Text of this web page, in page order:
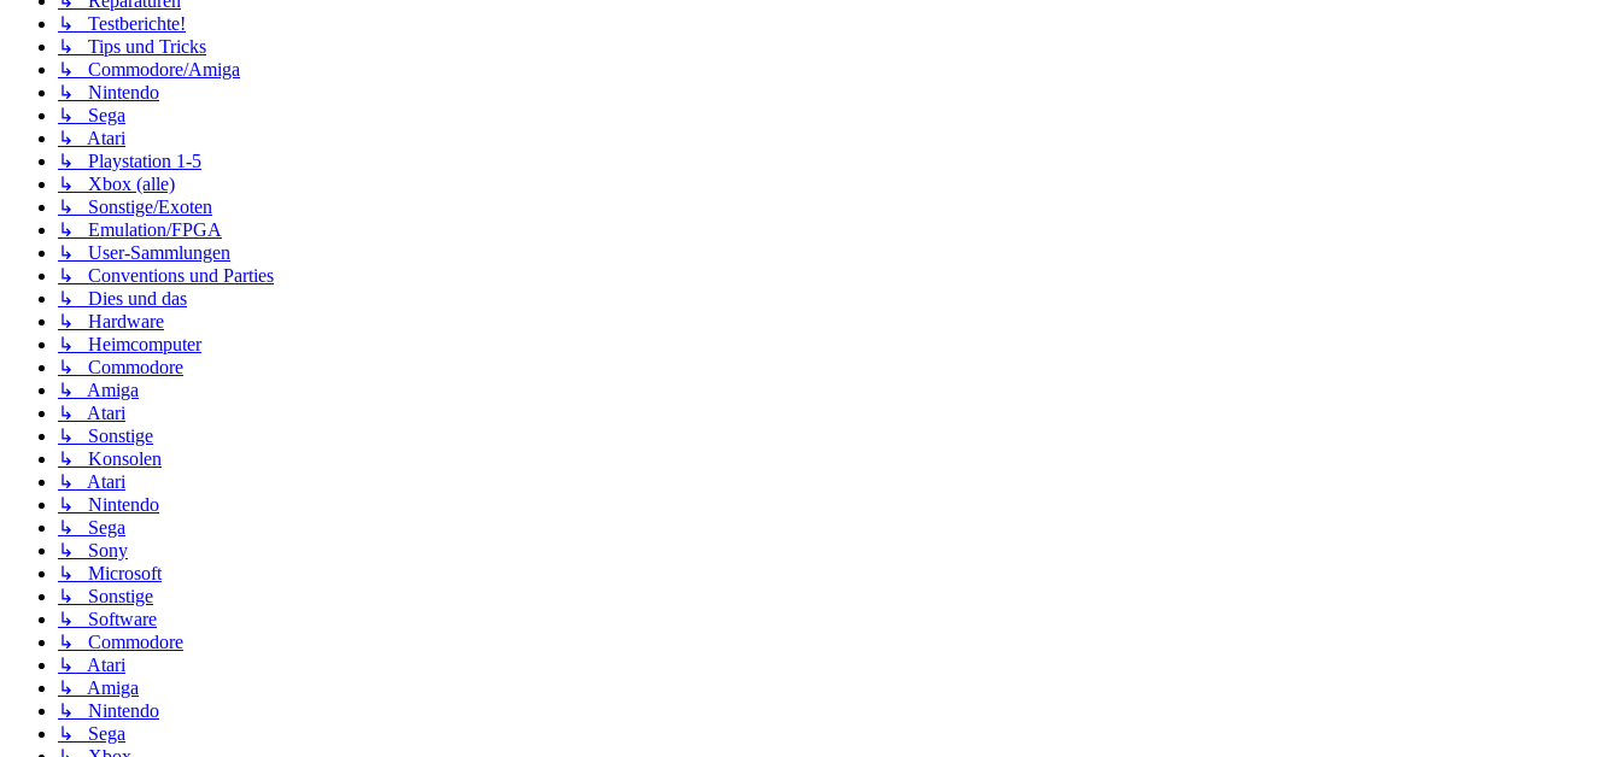
↳ Testberichte!
↳ Tips und Tricks
↳ Commodore/Amiga
↳ Nintendo
↳ Sega
↳ Atari
↳ Playstation 1-5
↳ Xbox (alle)
↳ Sonstige/Exoten
↳ Emulation/FPGA
↳ User-Sammlungen
↳ Conventions und Parties
↳ Dies und das
↳ Hardware
↳ Heimcomputer
↳ Commodore
↳ Amiga
↳ Atari
↳ Sonstige
↳ Konsolen
↳ Atari
↳ Nintendo
↳ Sega
↳ Sony
↳ Microsoft
↳ Sonstige
↳ Software
↳ Commodore
↳ Atari
↳ Amiga
↳ Nintendo
↳ Sega